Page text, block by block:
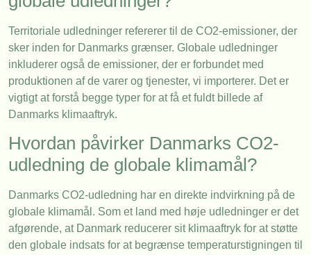
Territoriale udledninger refererer til de CO2-emissioner, der
sker inden for Danmarks grænser. Globale udledninger
inkluderer også de emissioner, der er forbundet med
produktionen af de varer og tjenester, vi importerer. Det er
vigtigt at forstå begge typer for at få et fuldt billede af
Danmarks klimaaftryk.
Hvordan påvirker Danmarks CO2-
udledning de globale klimamål?
Danmarks CO2-udledning har en direkte indvirkning på de
globale klimamål. Som et land med høje udledninger er det
afgørende, at Danmark reducerer sit klimaaftryk for at støtte
den globale indsats for at begrænse temperaturstigningen til